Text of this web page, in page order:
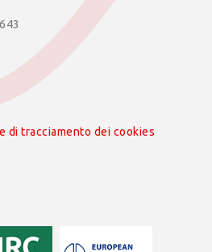
di tracciamento dei cookies